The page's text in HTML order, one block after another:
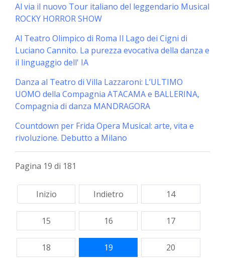
Al via il nuovo Tour italiano del leggendario Musical
ROCKY HORROR SHOW
Al Teatro Olimpico di Roma Il Lago dei Cigni di
Luciano Cannito. La purezza evocativa della danza e
il linguaggio dell' IA
Danza al Teatro di Villa Lazzaroni: L’ULTIMO
UOMO della Compagnia ATACAMA e BALLERINA,
Compagnia di danza MANDRAGORA
Countdown per Frida Opera Musical: arte, vita e
rivoluzione. Debutto a Milano
Pagina 19 di 181
Inizio Indietro 14
15 16 17
18 19 20